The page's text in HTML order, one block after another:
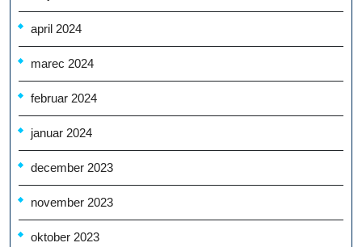
april 2024
marec 2024
februar 2024
januar 2024
december 2023
november 2023
oktober 2023